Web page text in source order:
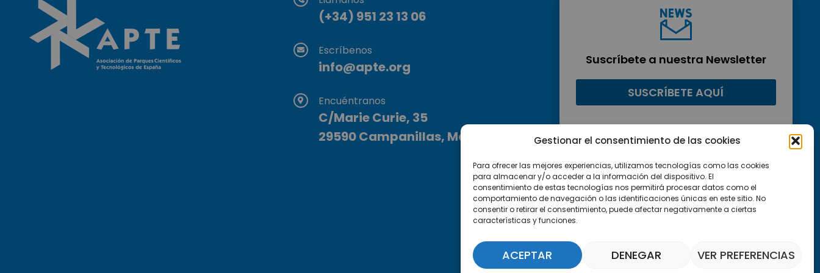
Gestionar el consentimiento de las cookies
Para ofrecer las mejores experiencias, utilizamos tecnologías como las cookies
para almacenar y/o acceder a la información del dispositivo. El
consentimiento de estas tecnologías nos permitirá procesar datos como el
comportamiento de navegación o las identificaciones únicas en este sitio. No
consentir o retirar el consentimiento, puede afectar negativamente a ciertas
características y funciones.
ACEPTAR DENEGAR VER PREFERENCIAS
(+34) 951 23 13 06
Escríbenos
info@apte.org
Encuéntranos
C/Marie Curie, 35
29590 Campanillas, Málaga
Suscríbete a nuestra Newsletter
SUSCRÍBETE AQUÍ